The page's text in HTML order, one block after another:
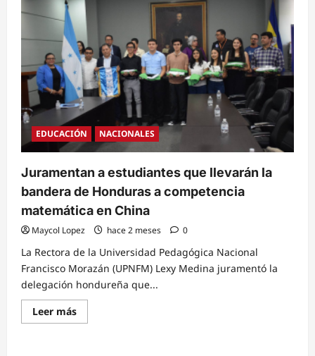
EDUCACIÓN NACIONALES
Juramentan a estudiantes que llevarán la
bandera de Honduras a competencia
matemática en China
Maycol Lopez hace 2 meses 0
La Rectora de la Universidad Pedagógica Nacional
Francisco Morazán (UPNFM) Lexy Medina juramentó la
delegación hondureña que...
Leer másRead
more